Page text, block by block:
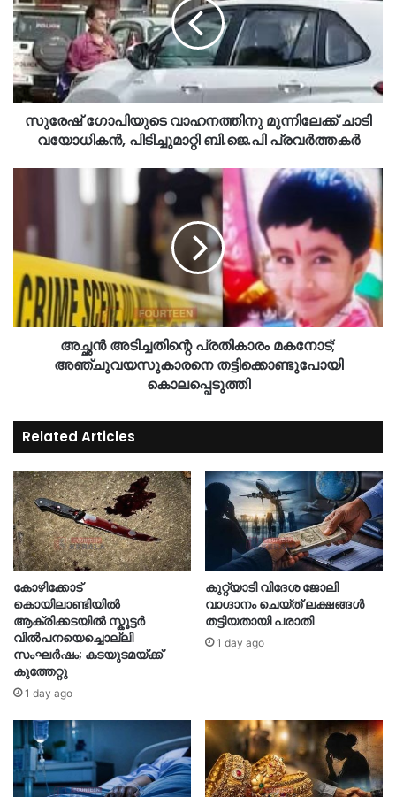
സുരേഷ് ഗോപിയുടെ വാഹനത്തിനു മുന്നിലേക്ക് ചാടി
വയോധികൻ, പിടിച്ചുമാറ്റി ബി.ജെ.പി പ്രവർത്തകർ
അച്ഛൻ അടിച്ചതിന്റെ പ്രതികാരം മകനോട്;
അഞ്ചുവയസുകാരനെ തട്ടിക്കൊണ്ടുപോയി
കൊലപ്പെടുത്തി
Related Articles
കോഴിക്കോട്
കൊയിലാണ്ടിയിൽ
ആക്രിക്കടയിൽ സ്കൂട്ടർ
വിൽപനയെച്ചൊല്ലി
സംഘർഷം; കടയുടമയ്ക്ക്
കുത്തേറ്റു
1 day ago
കുറ്റ്യാടി വിദേശ ജോലി
വാഗ്ദാനം ചെയ്ത് ലക്ഷങ്ങൾ
തട്ടിയതായി പരാതി
1 day ago